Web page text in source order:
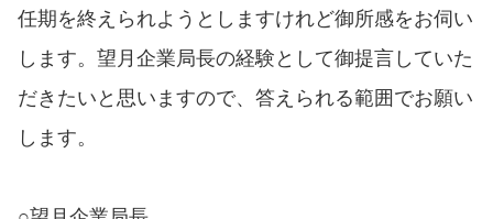
任期を終えられようとしますけれど御所感をお伺い
します。望月企業局長の経験として御提言していた
だきたいと思いますので、答えられる範囲でお願い
します。